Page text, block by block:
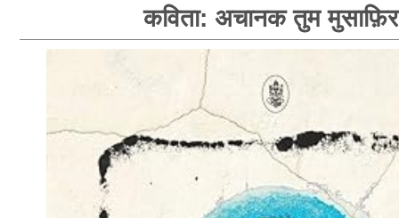
कविता: अचानक तुम मुसाफ़िर